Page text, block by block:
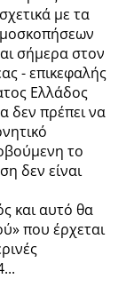
με τα
σήμερα στον
- επικεφαλής
Ελλάδος
δεν πρέπει να
το
δεν είναι
και αυτό θα
που έρχεται